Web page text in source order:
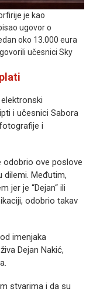
je kao
ugovor o
oko 13.000 eura
učesnici Sky
i učesnici Sabora
i
odobrio ove poslove
dilemi. Međutim,
jer je “Dejan“ ili
odobrio takav
imenjaka
Dejan Nakić,
stvarima i da su